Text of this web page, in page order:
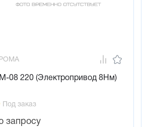
08 220 (Электропривод 8Нм)
Под заказ
запросу